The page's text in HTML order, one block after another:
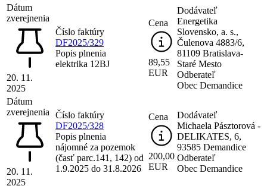
Dátum
zverejnenia
20. 11.
2025
Číslo faktúry
DF2025/329
Popis plnenia
elektrika 12BJ
Cena
89,55
EUR
Dodávateľ
Energetika
Slovensko, a. s.,
Čulenova 4883/6,
81109 Bratislava-
Staré Mesto
Odberateľ
Obec Demandice
Dátum
zverejnenia
20. 11.
2025
Číslo faktúry
DF2025/328
Popis plnenia
nájomné za pozemok
(časť parc.141, 142) od
1.9.2025 do 31.8.2026
Cena
200,00
EUR
Dodávateľ
Michaela Pásztorová -
DELIKATES, 6,
93585 Demandice
Odberateľ
Obec Demandice